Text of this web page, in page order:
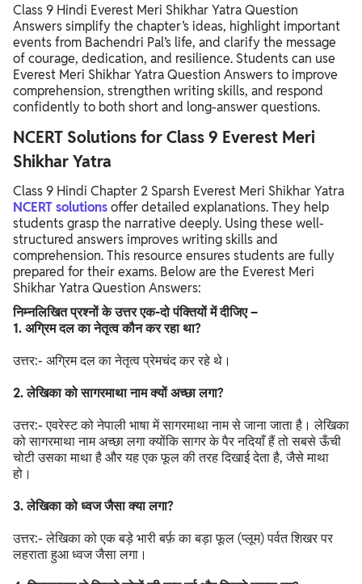
Class 9 Hindi Everest Meri Shikhar Yatra Question
Answers simplify the chapter’s ideas, highlight important
events from Bachendri Pal’s life, and clarify the message
of courage, dedication, and resilience. Students can use
Everest Meri Shikhar Yatra Question Answers to improve
comprehension, strengthen writing skills, and respond
confidently to both short and long-answer questions.
NCERT Solutions for Class 9 Everest Meri
Shikhar Yatra
Class 9 Hindi Chapter 2 Sparsh Everest Meri Shikhar Yatra
NCERT solutionsoffer detailed explanations. They help
students grasp the narrative deeply. Using these well-
structured answers improves writing skills and
comprehension. This resource ensures students are fully
prepared for their exams. Below are the Everest Meri
Shikhar Yatra Question Answers:
निम्नलिखित प्रश्नों के उत्तर एक-दो पंक्तियों में दीजिए –
1. अग्रिम दल का नेतृत्व कौन कर रहा था?
उत्तर:- अग्रिम दल का नेतृत्व प्रेमचंद कर रहे थे।
2. लेखिका को सागरमाथा नाम क्यों अच्छा लगा?
उत्तर:- एवरेस्ट को नेपाली भाषा में सागरमाथा नाम से जाना जाता है। लेखिका
को सागरमाथा नाम अच्छा लगा क्योंकि सागर के पैर नदियाँ हैं तो सबसे ऊँची
चोटी उसका माथा है और यह एक फूल की तरह दिखाई देता है, जैसे माथा
हो।
3. लेखिका को ध्वज जैसा क्या लगा?
उत्तर:- लेखिका को एक बड़े भारी बर्फ़ का बड़ा फूल (प्लूम) पर्वत शिखर पर
लहराता हुआ ध्वज जैसा लगा।